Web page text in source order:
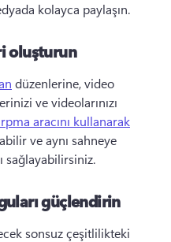
kolayca paylaşın.
oluşturun
düzenlerine, video
ve videolarınızı
aracını kullanarak
ve aynı sahneye
sağlayabilirsiniz.
güçlendirin
sonsuz çeşitlilikteki